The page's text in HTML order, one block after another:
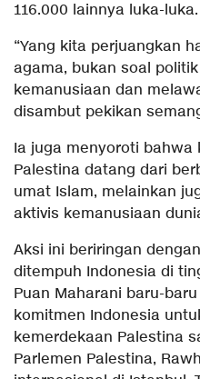
116.000 lainnya luka-luka.
“Yang kita perjuangkan
agama, bukan soal
kemanusiaan dan
disambut pekikan
Ia juga menyoroti
Palestina datang dari
umat Islam, melainkan
aktivis kemanusiaan
Aksi ini beriringan
ditempuh Indonesia di
Puan Maharani baru-
komitmen Indonesia
kemerdekaan Palestina
Parlemen Palestina,